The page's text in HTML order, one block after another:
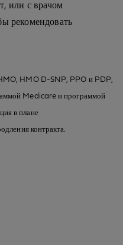
или с врачом
рекомендовать
HMO D-SNP, PPO и PDP,
Medicare и программой
в плане
контракта.